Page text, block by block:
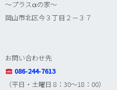
～プラスαの家～
岡山市北区今３丁目２－３７
お問い合わせ先
086-244-7613
（平日・土曜日 8：30～18：00）